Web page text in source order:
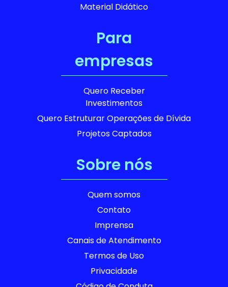
Material Didático
Para
empresas
Quero Receber
Investimentos
Quero Estruturar Operações de Dívida
Projetos Captados
Sobre nós
Quem somos
Contato
Imprensa
Canais de Atendimento
Termos de Uso
Privacidade